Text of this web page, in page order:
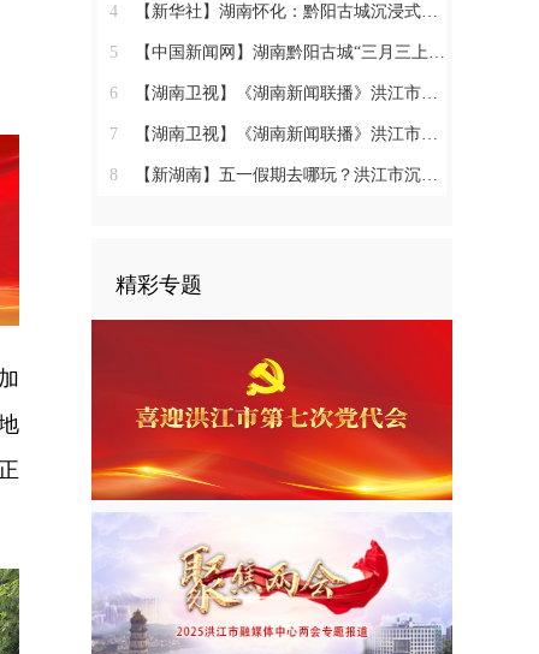
4 【新华社】湖南怀化：黔阳古城沉浸式玩法热度攀升
5 【中国新闻网】湖南黔阳古城“三月三上巳节”演绎千年文化盛宴
6 【湖南卫视】《湖南新闻联播》洪江市：相约三月三 体验地道民俗
7 【湖南卫视】《湖南新闻联播》洪江市：相约三月三 体验地道民俗
8 【新湖南】五一假期去哪玩？洪江市沉浸式西游、趣味农耕、青春汇演……5天不重样
精彩专题